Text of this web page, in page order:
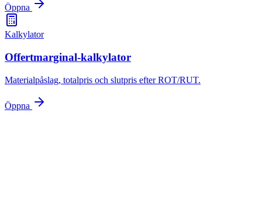
Öppna
Kalkylator
Offertmarginal-kalkylator
Materialpåslag, totalpris och slutpris efter ROT/RUT.
Öppna